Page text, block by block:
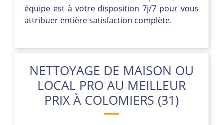
équipe est à votre disposition 7j/7 pour vous
attribuer entière satisfaction complète.
NETTOYAGE DE MAISON OU
LOCAL PRO AU MEILLEUR
PRIX À COLOMIERS (31)